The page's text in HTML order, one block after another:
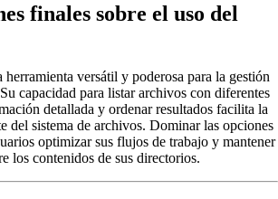
finales sobre el uso del
herramienta versátil y poderosa para la gestión
capacidad para listar archivos con diferentes
detallada y ordenar resultados facilita la
del sistema de archivos. Dominar las opciones
optimizar sus flujos de trabajo y mantener
los contenidos de sus directorios.